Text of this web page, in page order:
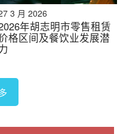
3 月 2026
年胡志明市零售租赁
格区间及餐饮业发展潜